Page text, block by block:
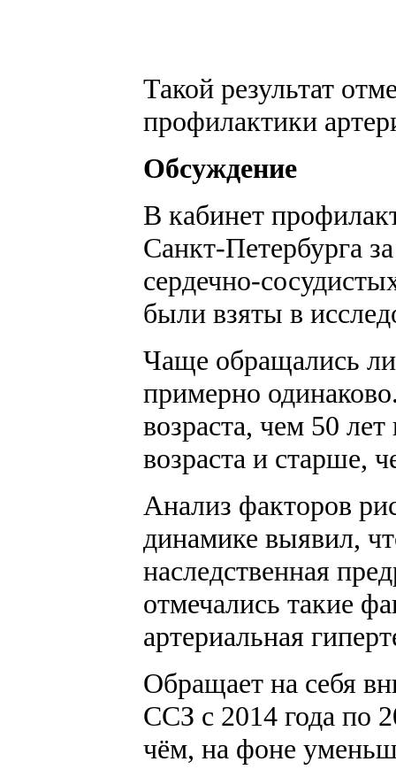
Такой результат
профилактики
Обсуждение
В кабинет
Санкт-Петербурга
сердечно-
были взяты в
Чаще обращались
примерно
возраста, чем 50
возраста и старше,
Анализ факторов
динамике выявил,
наследственная
отмечались такие
артериальная
Обращает на себя
ССЗ с 2014 года по
чём, на фоне